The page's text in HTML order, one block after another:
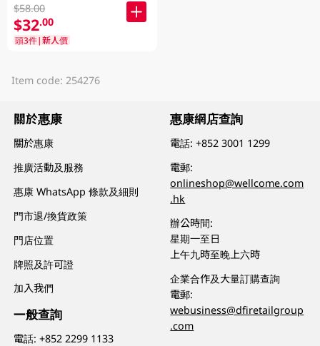
$58.00
$32.00
頭3件|新人價
Item code: 254276
關於惠康
關於惠康
推廣活動及服務
惠康 WhatsApp 條款及細則
門市退/換貨政策
門店位置
牌照及許可證
加入我們
一般查詢
電話:+852 2299 1133
惠康網店查詢
電話:+852 3001 1299
電郵:
onlineshop@wellcome.com
.hk
辦公時間:
星期一至日
上午九時至晚上六時
企業合作及大量訂購查詢
電郵:
webusiness@dfiretailgroup
.com